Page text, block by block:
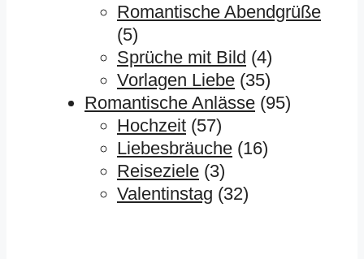
Romantische Abendgrüße
(5)
Sprüche mit Bild (4)
Vorlagen Liebe (35)
Romantische Anlässe (95)
Hochzeit (57)
Liebesbräuche (16)
Reiseziele (3)
Valentinstag (32)